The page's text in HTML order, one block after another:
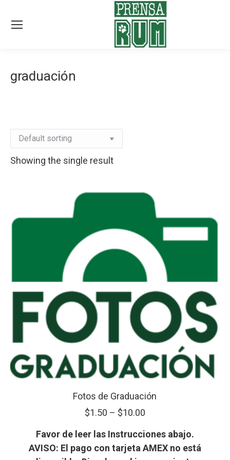
graduación
Showing the single result
Fotos de Graduación
$1.50 – $10.00Price
$1.50
through
Favor de leer las Instrucciones abajo.
AVISO: El pago con tarjeta AMEX no está